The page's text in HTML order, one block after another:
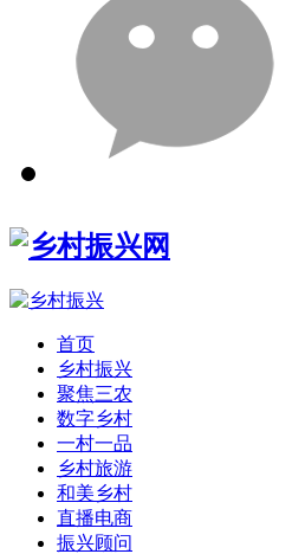
首页
乡村振兴
聚焦三农
数字乡村
一村一品
乡村旅游
和美乡村
直播电商
振兴顾问